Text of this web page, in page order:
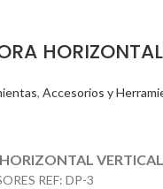
, Accesorios y
REF: DP-3